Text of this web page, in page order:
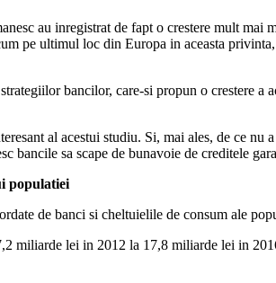
au inregistrat de fapt o crestere mult
pe ultimul loc din Europa in aceasta
bancilor, care-si propun o crestere
al acestui studiu. Si, mai ales, de ce
bancile sa scape de bunavoie de creditele
populatiei
de banci si cheltuielile de consum ale
miliarde lei in 2012 la 17,8 miliarde lei in